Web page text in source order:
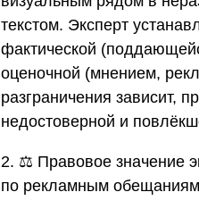
текстом. Эксперт
фактической
оценочной (мнением,
разграничения зависит,
недостоверной и
2. ⚖️ Правовое значение
по рекламным обещаниям